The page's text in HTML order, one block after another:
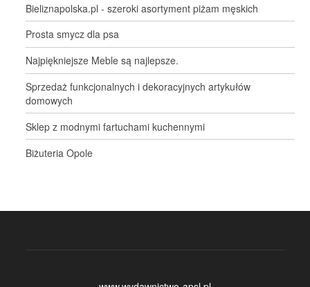
Bieliznapolska.pl - szeroki asortyment piżam męskich
Prosta smycz dla psa
Najpiękniejsze Meble są najlepsze.
Sprzedaż funkcjonalnych i dekoracyjnych artykułów
domowych
Sklep z modnymi fartuchami kuchennymi
Biżuteria Opole